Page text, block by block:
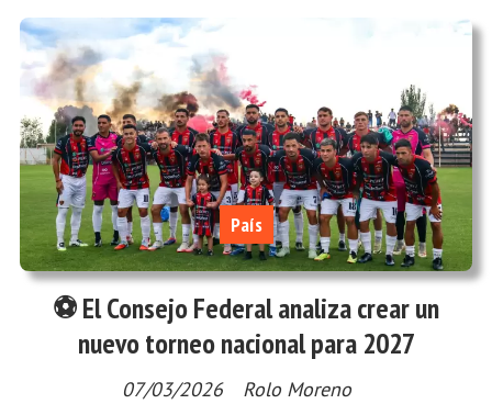
⚽ El Consejo Federal analiza crear un
nuevo torneo nacional para 2027
Rolo Moreno
País
07/03/2026